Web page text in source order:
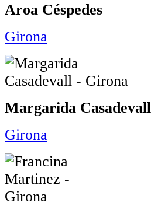
Aroa Céspedes
Girona
Margarida Casadevall
Girona